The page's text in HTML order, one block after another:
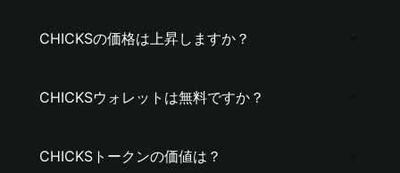
CHICKSの価格は上昇しますか？
CHICKSウォレットは無料ですか？
CHICKSトークンの価値は？